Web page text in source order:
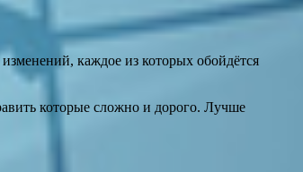
каждое из которых обойдётся
которые сложно и дорого. Лучше